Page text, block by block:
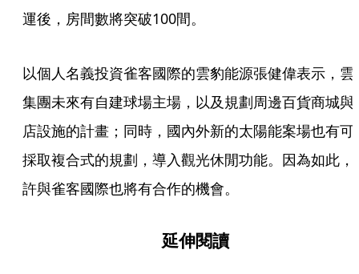
運後，房間數將突破100間。
以個人名義投資雀客國際的雲豹能源張健偉表示，雲
集團未來有自建球場主場，以及規劃周邊百貨商城與
店設施的計畫；同時，國內外新的太陽能案場也有可
採取複合式的規劃，導入觀光休閒功能。因為如此，
許與雀客國際也將有合作的機會。
延伸閱讀